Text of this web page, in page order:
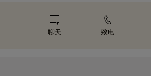
内退货或换货。
盒中，精美包装，静候重要时刻。
聊天 致电